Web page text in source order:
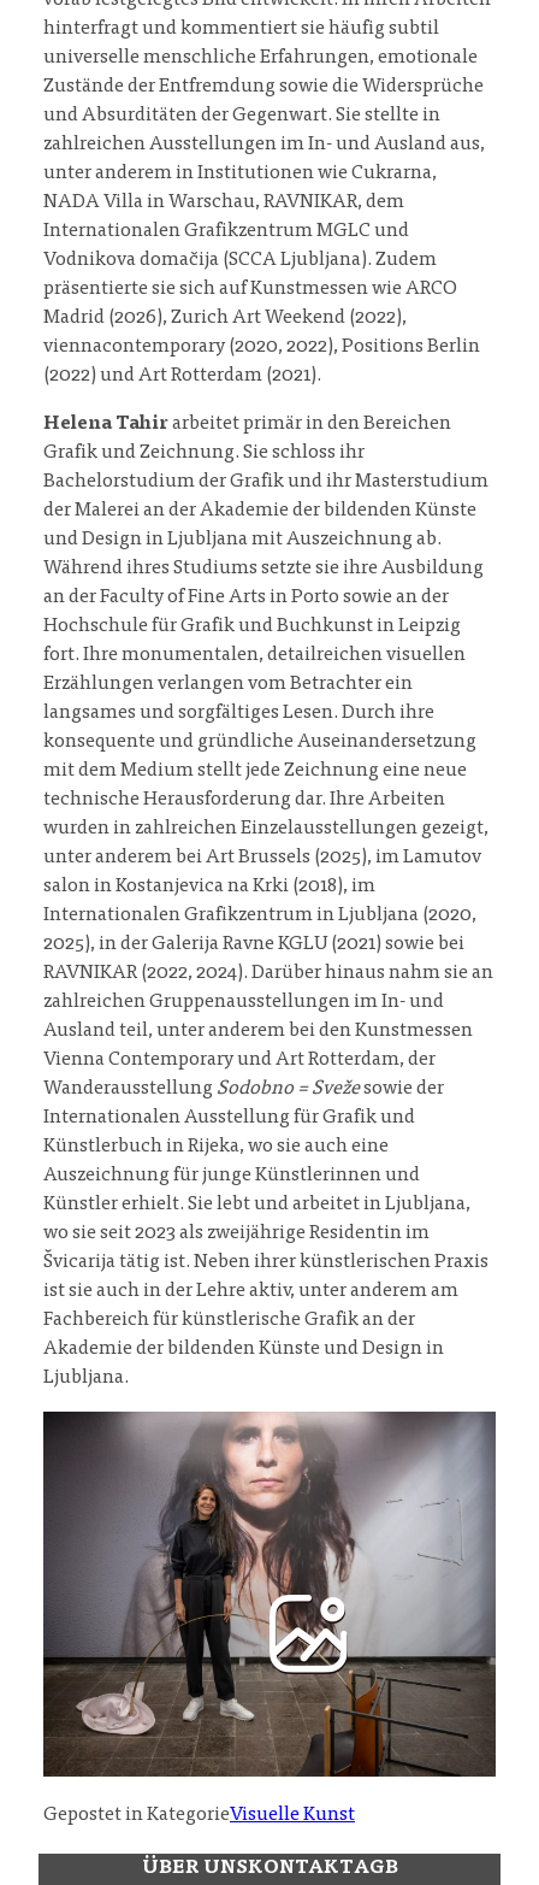
hinterfragt und kommentiert sie häufig subtil
universelle menschliche Erfahrungen, emotionale
Zustände der Entfremdung sowie die Widersprüche
und Absurditäten der Gegenwart. Sie stellte in
zahlreichen Ausstellungen im In- und Ausland aus,
unter anderem in Institutionen wie Cukrarna,
NADA Villa in Warschau, RAVNIKAR, dem
Internationalen Grafikzentrum MGLC und
Vodnikova domačija (SCCA Ljubljana). Zudem
präsentierte sie sich auf Kunstmessen wie ARCO
Madrid (2026), Zurich Art Weekend (2022),
viennacontemporary (2020, 2022), Positions Berlin
(2022) und Art Rotterdam (2021).
Helena Tahirarbeitet primär in den Bereichen
Grafik und Zeichnung. Sie schloss ihr
Bachelorstudium der Grafik und ihr Masterstudium
der Malerei an der Akademie der bildenden Künste
und Design in Ljubljana mit Auszeichnung ab.
Während ihres Studiums setzte sie ihre Ausbildung
an der Faculty of Fine Arts in Porto sowie an der
Hochschule für Grafik und Buchkunst in Leipzig
fort. Ihre monumentalen, detailreichen visuellen
Erzählungen verlangen vom Betrachter ein
langsames und sorgfältiges Lesen. Durch ihre
konsequente und gründliche Auseinandersetzung
mit dem Medium stellt jede Zeichnung eine neue
technische Herausforderung dar. Ihre Arbeiten
wurden in zahlreichen Einzelausstellungen gezeigt,
unter anderem bei Art Brussels (2025), im Lamutov
salon in Kostanjevica na Krki (2018), im
Internationalen Grafikzentrum in Ljubljana (2020,
2025), in der Galerija Ravne KGLU (2021) sowie bei
RAVNIKAR (2022, 2024). Darüber hinaus nahm sie an
zahlreichen Gruppenausstellungen im In- und
Ausland teil, unter anderem bei den Kunstmessen
Vienna Contemporary und Art Rotterdam, der
Wanderausstellung Sodobno = Svežesowie der
Internationalen Ausstellung für Grafik und
Künstlerbuch in Rijeka, wo sie auch eine
Auszeichnung für junge Künstlerinnen und
Künstler erhielt. Sie lebt und arbeitet in Ljubljana,
wo sie seit 2023 als zweijährige Residentin im
Švicarija tätig ist. Neben ihrer künstlerischen Praxis
ist sie auch in der Lehre aktiv, unter anderem am
Fachbereich für künstlerische Grafik an der
Akademie der bildenden Künste und Design in
Ljubljana.
Gepostet in KategorieVisuelle Kunst
ÜBER UNSKONTAKTAGB